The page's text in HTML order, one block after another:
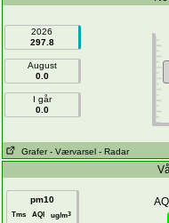
2026
297.8
August
0.0
I går
0.0
Grafer - Værvarsel - Radar
pm10
Tms AQI ug/m3